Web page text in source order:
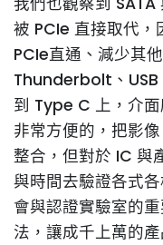
被 PCIe 直接取代，
PCIe直通、減少其
Thunderbolt、
到 Type C 上，介
非常方便的，把影
整合，但對於 IC 與
與時間去驗證各式
會與認證實驗室的
法，讓成千上萬的